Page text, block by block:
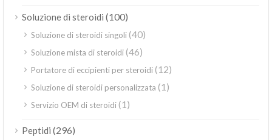
Soluzione di steroidi (100)
Soluzione di steroidi singoli(40)
Soluzione mista di steroidi(46)
Portatore di eccipienti per steroidi(12)
Soluzione di steroidi personalizzata (1)
Servizio OEM di steroidi(1)
Peptidi (296)